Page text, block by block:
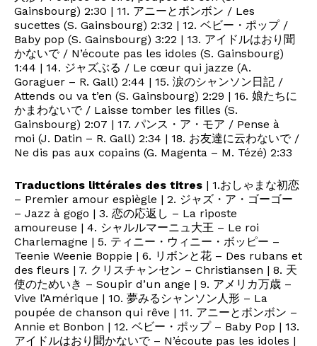
Gainsbourg) 2:30 | 11. アニーとボンボン / Les
sucettes (S. Gainsbourg) 2:32 | 12. ベビー・ポップ /
Baby pop (S. Gainsbourg) 3:22 | 13. アイドルはおり聞
かないで / N’écoute pas les idoles (S. Gainsbourg)
1:44 | 14. ジャズぶる / Le cœur qui jazze (A.
Goraguer – R. Gall) 2:44 | 15. 涙のシャンソン日記 /
Attends ou va t’en (S. Gainsbourg) 2:29 | 16. 娘たちに
かまわないで / Laisse tomber les filles (S.
Gainsbourg) 2:07 | 17. パンス・ア・モア / Pense à
moi (J. Datin – R. Gall) 2:34 | 18. お友達に云わないで /
Ne dis pas aux copains (G. Magenta – M. Tézé) 2:33
Traductions littérales des titres | 1.おしゃまな初恋
– Premier amour espiègle | 2. ジャズ・ア・ゴーゴー
– Jazz à gogo | 3. 恋の応返し – La riposte
amoureuse | 4. シャルルマーニュ大王 – Le roi
Charlemagne | 5. ティニー・ウィニー・ボッピー –
Teenie Weenie Boppie | 6. リボンと花 – Des rubans et
des fleurs | 7. クリスチャンセン – Christiansen | 8. 天
使のためいき – Soupir d’un ange | 9. アメリカ万歳 –
Vive l’Amérique | 10. 夢みるシャンソン人形 – La
poupée de chanson qui rêve | 11. アニーとボンボン –
Annie et Bonbon | 12. ベビー・ポップ – Baby Pop | 13.
アイドルはおり聞かないで – N’écoute pas les idoles |